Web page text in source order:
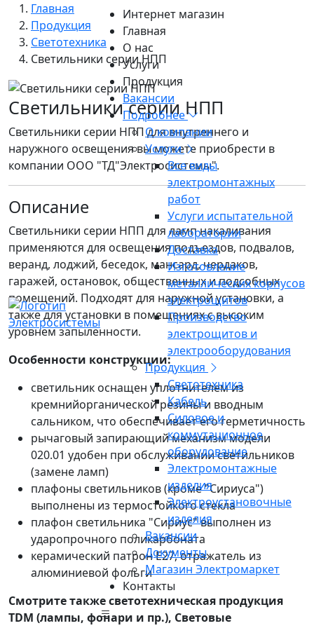
Интернет магазин
Главная
О нас
Услуги
Продукция
Вакансии
Подробнее
О компании
Услуги
Все виды
электромонтажных
работ
Услуги испытательной
лаборатории
Доставка
Изготовление
металлических корпусов
электрощитов
Производство
электрощитов и
электрооборудования
Продукция
Светотехника
Кабель
Силовое и
коммутационное
оборудование
Электромонтажные
изделия
Электроустановочные
изделия
Вакансии
Документы
Магазин Электромаркет
Контакты
Главная
Продукция
Светотехника
Светильники серии НПП
Светильники серии НПП
Светильники серии НПП для внутреннего и
наружного освещения вы можете приобрести в
компании ООО "ТД"Электросистемы".
Описание
Светильники серии НПП для ламп накаливания
применяются для освещения подъездов, подвалов,
веранд, лоджий, беседок, мансард, чердаков,
гаражей, остановок, общественных и подсобных
помещений. Подходят для наружной установки, а
также для установки в помещениях с высоким
уровнем запыленности.
Особенности конструкции:
светильник оснащен уплотнителем из
кремнийорганической резины и вводным
сальником, что обеспечивает его герметичность
рычаговый запирающий механизм модели
020.01 удобен при обслуживании светильников
(замене ламп)
плафоны светильников (кроме "Сириуса")
выполнены из термостойкого стекла
плафон светильника "Сириус" выполнен из
ударопрочного поликарбоната
керамический патрон Е27, отражатель из
алюминиевой фольги
Смотрите также светотехническая продукция
TDM (лампы, фонари и пр.), Световые